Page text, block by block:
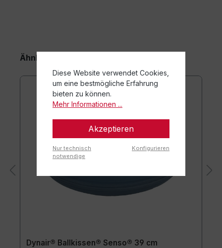
Ähnliche Artikel
Dynair® Ballkissen® Senso® 39 cm
Diese Website verwendet Cookies,
um eine bestmögliche Erfahrung
bieten zu können.
Mehr Informationen ...
Akzeptieren
Nur technisch
notwendige
Konfigurieren